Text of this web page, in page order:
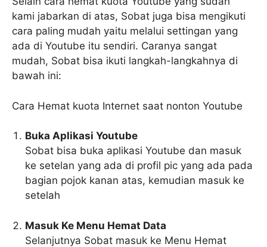
kami jabarkan di atas, Sobat juga bisa mengikuti
cara paling mudah yaitu melalui settingan yang
ada di Youtube itu sendiri. Caranya sangat
mudah, Sobat bisa ikuti langkah-langkahnya di
bawah ini:
Cara Hemat kuota Internet saat nonton Youtube
Buka Aplikasi Youtube
Sobat bisa buka aplikasi Youtube dan masuk
ke setelan yang ada di profil pic yang ada pada
bagian pojok kanan atas, kemudian masuk ke
setelah
Masuk Ke Menu Hemat Data
Selanjutnya Sobat masuk ke Menu Hemat